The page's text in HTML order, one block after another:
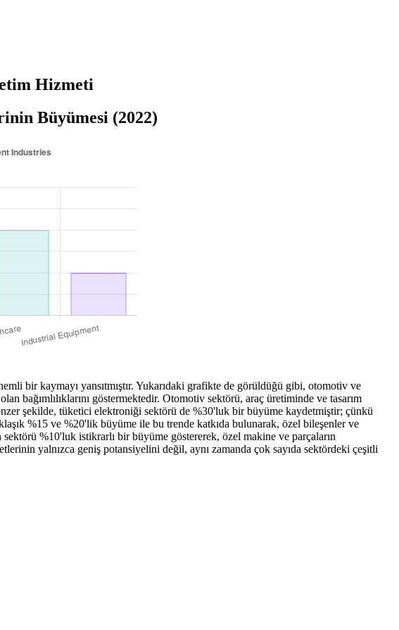
Hizmeti
Büyümesi (2022)
bir kaymayı yansıtmıştır. Yukarıdaki grafikte de görüldüğü gibi, otomotiv ve
bağımlılıklarını göstermektedir. Otomotiv sektörü, araç üretiminde ve tasarım
şekilde, tüketici elektroniği sektörü de %30'luk bir büyüme kaydetmiştir; çünkü
%15 ve %20'lik büyüme ile bu trende katkıda bulunarak, özel bileşenler ve
%10'luk istikrarlı bir büyüme göstererek, özel makine ve parçaların
yalnızca geniş potansiyelini değil, aynı zamanda çok sayıda sektördeki çeşitli